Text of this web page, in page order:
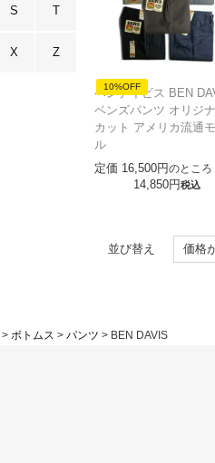
S T
X Z
10%OFF
ベンデイビス BEN
ベンズパンツ オリジ
カット アメリカ流通
ル
定価 16,500 のところ
14,850 税込
並び替え 価格
ボトムス パンツ BEN DAVIS